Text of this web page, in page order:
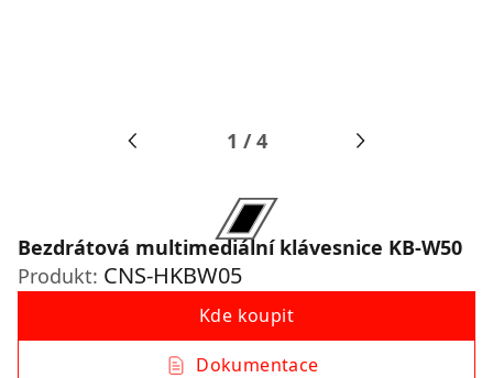
1 /4
Bezdrátová multimediální klávesnice KB-W50
Produkt: CNS-HKBW05
Kde koupit
Dokumentace